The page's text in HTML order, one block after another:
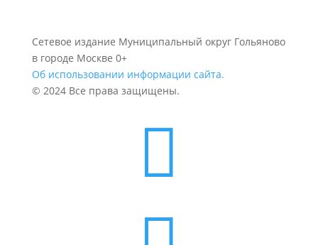
Сетевое издание Муниципальный округ Гольяново
в городе Москве 0+
Об использовании информации сайта.
© 2024 Все права защищены.
